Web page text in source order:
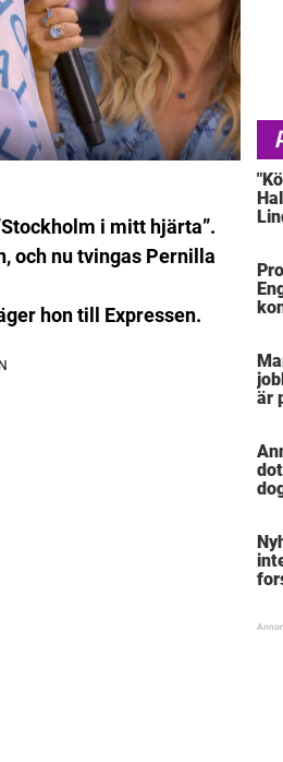
i mitt hjärta”.
och nu tvingas Pernilla
hon till Expressen.
är